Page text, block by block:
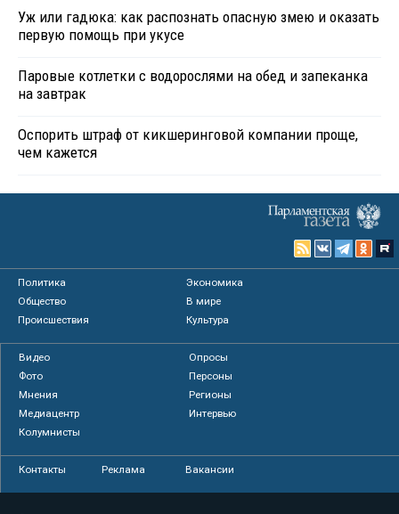
Уж или гадюка: как распознать опасную змею и оказать
первую помощь при укусе
Паровые котлетки с водорослями на обед и запеканка
на завтрак
Оспорить штраф от кикшеринговой компании проще,
чем кажется
Политика
Экономика
Общество
В мире
Происшествия
Культура
Видео
Опросы
Фото
Персоны
Мнения
Регионы
Медиацентр
Интервью
Колумнисты
Контакты Реклама Вакансии